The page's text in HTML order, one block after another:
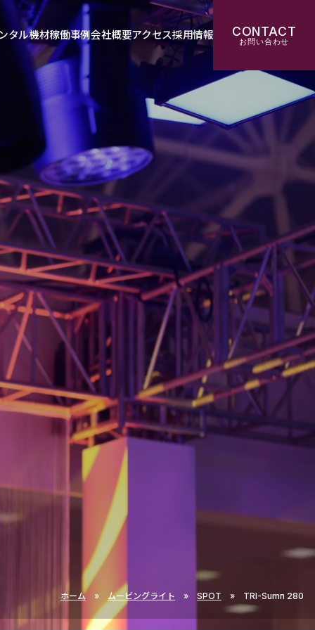
タル機材
機材PDF
稼働事例会社概要アクセス採用情報 CONTACT
お問い合わせ
ホーム » ムービングライト » SPOT » TRI-Sumn 280